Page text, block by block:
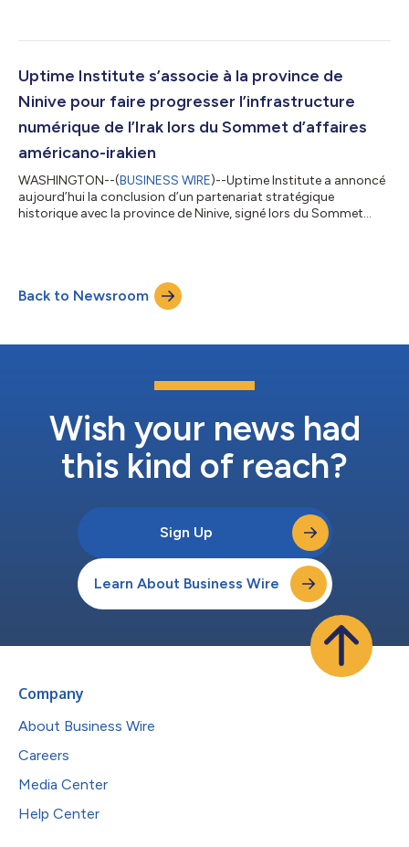
a publié aujourd’hui les résultats de sa 16e enquête annuelle
consacrée au secteur des infrastructures numériques....
Uptime Institute s’associe à la province de
Ninive pour faire progresser l’infrastructure
numérique de l’Irak lors du Sommet d’affaires
américano-irakien
WASHINGTON--(BUSINESS WIRE)--Uptime Institute a annoncé
aujourd’hui la conclusion d’un partenariat stratégique
historique avec la province de Ninive, signé lors du Sommet
numérique national de l’Irak. L’accord a été signé le 17 juillet
2026, lors de la visite officielle aux États-Unis du Premier
ministre irakien Ali Al-Zai...
Back to Newsroom
Wish your news had
this kind of reach?
Sign Up
Learn About Business Wire
Company
About Business Wire
Careers
Media Center
Help Center